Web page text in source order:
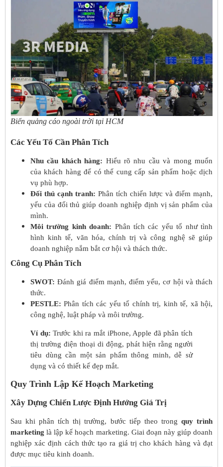
Biển quảng cáo ngoài trời tại HCM
Các Yếu Tố Cần Phân Tích
Nhu cầu khách hàng: Hiểu rõ nhu cầu và mong muốn
của khách hàng để có thể cung cấp sản phẩm hoặc dịch
vụ phù hợp.
Đối thủ cạnh tranh: Phân tích chiến lược và điểm mạnh,
yếu của đối thủ giúp doanh nghiệp định vị sản phẩm của
mình.
Môi trường kinh doanh: Phân tích các yếu tố như tình
hình kinh tế, văn hóa, chính trị và công nghệ sẽ giúp
doanh nghiệp nắm bắt cơ hội và thách thức.
Công Cụ Phân Tích
SWOT: Đánh giá điểm mạnh, điểm yếu, cơ hội và thách
thức.
PESTLE: Phân tích các yếu tố chính trị, kinh tế, xã hội,
công nghệ, luật pháp và môi trường.
Ví dụ: Trước khi ra mắt iPhone, Apple đã phân tích
thị trường điện thoại di động, phát hiện rằng người
tiêu dùng cần một sản phẩm thông minh, dễ sử
dụng và có thiết kế đẹp mắt.
Quy Trình Lập Kế Hoạch Marketing
Xây Dựng Chiến Lược Định Hướng Giá Trị
Sau khi phân tích thị trường, bước tiếp theo trong quy trình
marketing là lập kế hoạch marketing. Giai đoạn này giúp doanh
nghiệp xác định cách thức tạo ra giá trị cho khách hàng và đạt
được mục tiêu kinh doanh.